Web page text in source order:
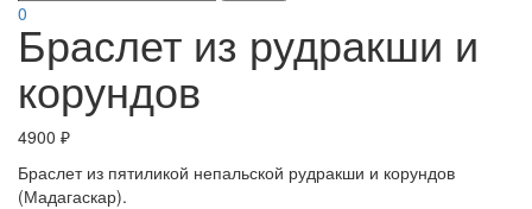
0Браслет из рудракши и
корундов
4900 ₽
Браслет из пятиликой непальской рудракши и корундов
(Мадагаскар).